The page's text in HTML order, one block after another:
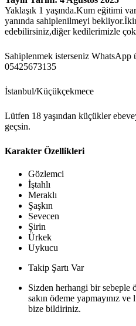
Yaklaşık 1 yaşında.Kum eğitimi
yanında sahiplenilmeyi
edebilirsiniz,diğer kedilerimizle
Sahiplenmek isterseniz
05425673135
İstanbul/Küçükçekmece
Lütfen 18 yaşından küçükler
geçsin.
Karakter Özellikleri
Gözlemci
İştahlı
Meraklı
Şaşkın
Sevecen
Şirin
Ürkek
Uykucu
Takip Şartı Var
Sizden herhangi bir sebeple
sakın ödeme yapmayınız
bize bildiriniz.